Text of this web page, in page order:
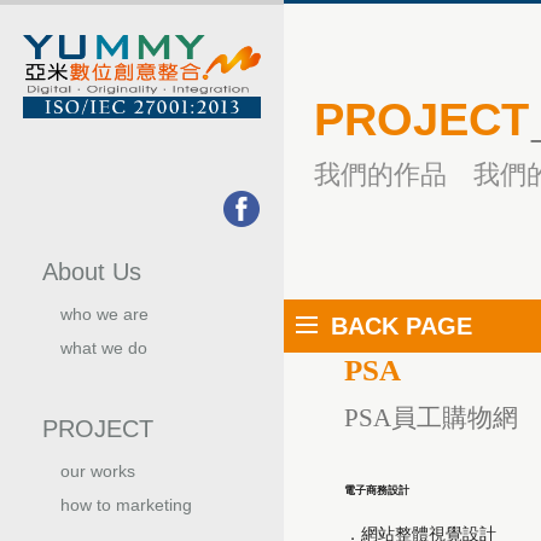
About Us
who we are
what we do
PROJECT
our works
how to marketing
PROJECT
我們的作品 我們
BACK PAGE
PSA
PSA員工購物網
電子商務設計
．網站整體視覺設計